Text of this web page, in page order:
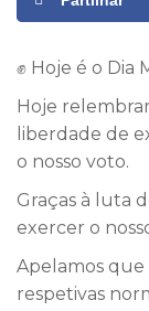
✊ Hoje é o
Hoje
liberdade de
o nosso voto.
Graças à luta
exercer o
Apelamos
respetivas